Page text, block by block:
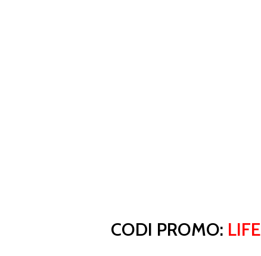
CODI PROMO: LIFE